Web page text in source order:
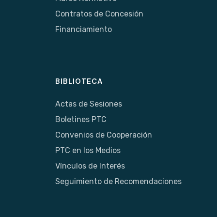
Contratos de Concesión
Financiamiento
BIBLIOTECA
Actas de Sesiones
Boletines PTC
Convenios de Cooperación
PTC en los Medios
Vínculos de Interés
Seguimiento de Recomendaciones